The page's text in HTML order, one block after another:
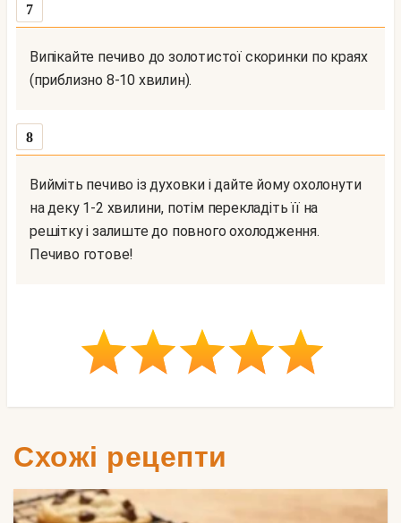
7
Випікайте печиво до золотистої скоринки по краях
(приблизно 8-10 хвилин).
8
Вийміть печиво із духовки і дайте йому охолонути
на деку 1-2 хвилини, потім перекладіть її на
решітку і залиште до повного охолодження.
Печиво готове!
Схожі рецепти